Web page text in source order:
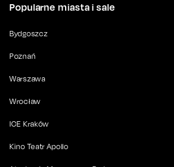
Popularne miasta i sale
Bydgoszcz
Poznań
Warszawa
Wrocław
ICE Kraków
Kino Teatr Apollo